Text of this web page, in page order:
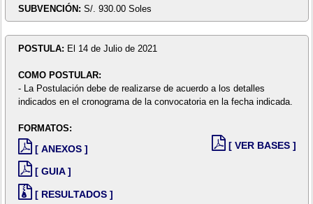
SUBVENCIÓN: S/. 930.00 Soles
POSTULA: El 14 de Julio de 2021
COMO POSTULAR:
- La Postulación debe de realizarse de acuerdo a los detalles
indicados en el cronograma de la convocatoria en la fecha indicada.
FORMATOS:
[ ANEXOS ]
[ GUIA ]
[ RESULTADOS ]
[ VER BASES ]